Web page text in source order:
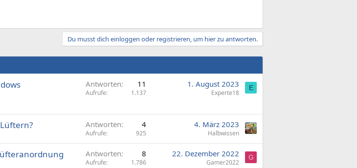
Du musst dich einloggen oder registrieren, um hier zu antworten.
Antworten 11
Aufrufe 1.137
1. August 2023
Experte18
E
Antworten 4
Aufrufe 925
4. März 2023
Halbwissen
Antworten 8
Aufrufe 1.786
22. Dezember 2022
Gamer2022
G